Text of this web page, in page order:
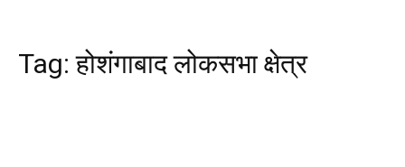
Tag:होशंगाबाद लोकसभा क्षेत्र